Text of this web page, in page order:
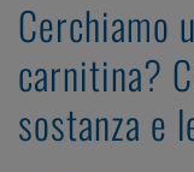
Cerchiamo
carnitina?
sostanza e